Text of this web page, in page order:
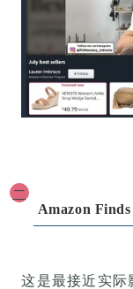
二
Amazon Finds
这是最接近实际